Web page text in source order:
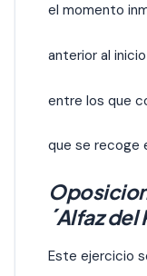
el momento
anterior al
entre los que
que se recoge
´Alfaz del
Este ejercicio